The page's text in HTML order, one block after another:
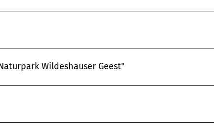
Wildeshauser Geest"